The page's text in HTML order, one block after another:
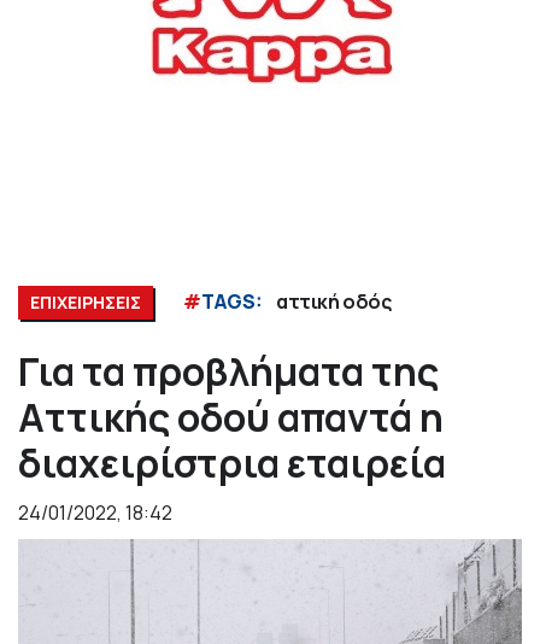
ΕΠΙΧΕΙΡΗΣΕΙΣ #TAGS: αττική οδός
Για τα προβλήματα της
Αττικής οδού απαντά η
διαχειρίστρια εταιρεία
24/01/2022, 18:42